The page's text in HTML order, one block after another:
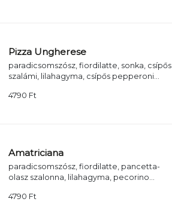
Pizza Ungherese
paradicsomszósz, fiordilatte, sonka, csípős
szalámi, lilahagyma, csípős pepperoni
4790 Ft
Amatriciana
paradicsomszósz, fiordilatte, pancetta-
olasz szalonna, lilahagyma, pecorino
4790 Ft